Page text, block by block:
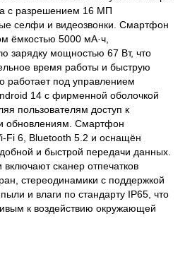
с разрешением 16 МП
селфи и видеозвонки. ​Смартфон
ёмкостью 5000 мА·ч,
зарядку мощностью 67 Вт, что
время работы и быструю
работает под управлением
14 с фирменной оболочкой
пользователям доступ к
обновлениям. Смартфон
Fi 6, Bluetooth 5.2 и оснащён
и быстрой передачи данных.
сканер отпечатков
стереодинамики с поддержкой
и влаги по стандарту IP65, что
к воздействию окружающей